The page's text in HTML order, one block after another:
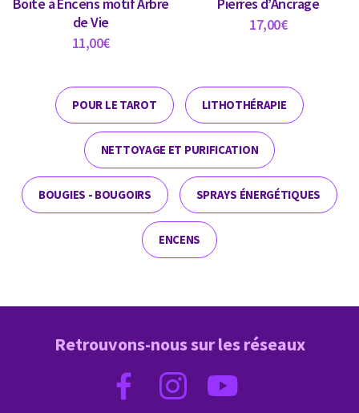
de Vie
11,00€
17,00€
POUR LE TAROT LITHOTHÉRAPIE
NETTOYAGE ET PURIFICATION
BOUGIES - BOUGOIRS SPRAYS ÉNERGÉTIQUES
ENCENS
Retrouvons-nous sur les réseaux